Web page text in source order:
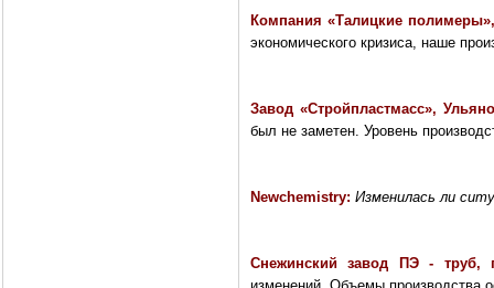
Компания «Талицкие
экономического кризиса, наше
Завод «Стройпластмасс»,
был не заметен. Уровень
Newchemistry: Изменилась ли
Снежинский завод ПЭ - труб,